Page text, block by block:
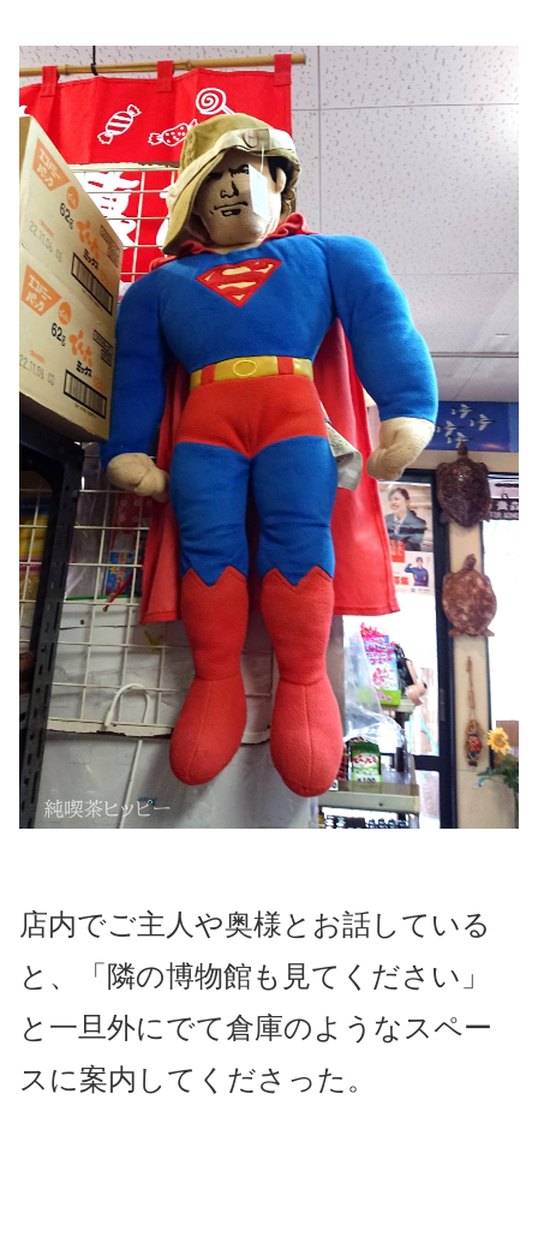
店内でご主人や奥様とお話している
と、「隣の博物館も見てください」
と一旦外にでて倉庫のようなスペー
スに案内してくださった。